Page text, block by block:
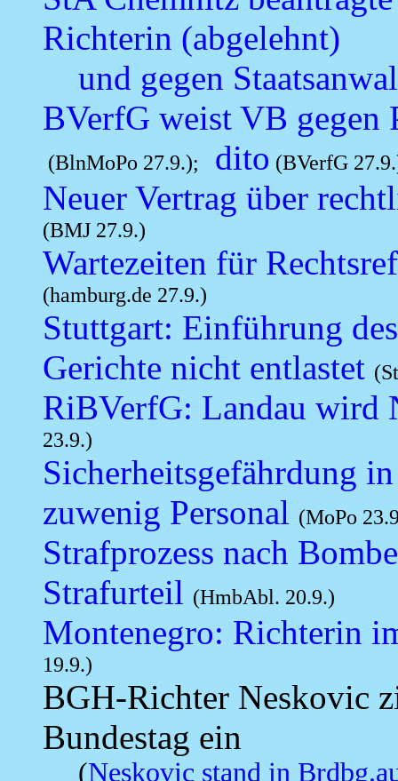
Richterin (abgelehnt)
und gegen
BVerfG weist VB gegen
(BlnMoPo 27.9.); dito (BVerfG
Neuer Vertrag über
(BMJ 27.9.)
Wartezeiten für
(hamburg.de 27.9.)
Stuttgart: Einführung
Gerichte nicht entlastet
RiBVerfG: Landau wird
23.9.)
Sicherheitsgefährdung
zuwenig Personal (MoPo
Strafprozess nach
Strafurteil (HmbAbl. 20.9.)
Montenegro: Richterin
19.9.)
BGH-Richter Neskovic
Bundestag ein
(Neskovic stand in